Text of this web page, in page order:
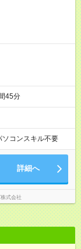
45分
ソコンスキル不要
詳細へ
式会社